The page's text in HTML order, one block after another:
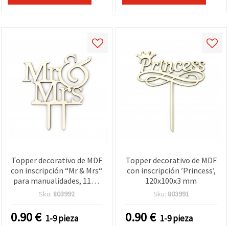
Topper decorativo de MDF
con inscripción “Mr & Mrs“
para manualidades, 110 x
100 x 3 mm
Sku: 803992
0.90€ 1-9 pieza
Topper decorativo de MDF
con inscripción ’Princess’,
120x100x3 mm
Sku: 803991
0.90€ 1-9 pieza